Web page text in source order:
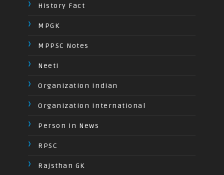
History Fact
MPGK
MPPSC Notes
Neeti
Organization Indian
Organization International
Person In News
RPSC
Rajsthan GK